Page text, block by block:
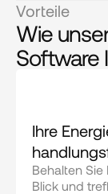
Vorteile
Wie
Software
Ihre
Behalten
Blick und